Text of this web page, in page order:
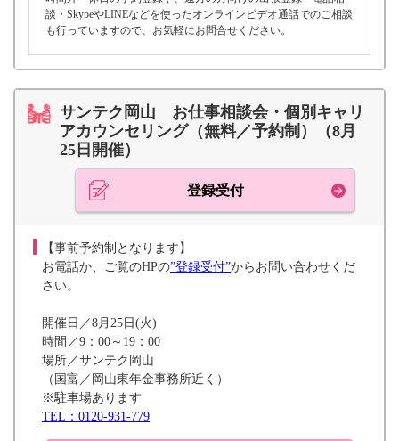
談・SkypeやLINEなどを使ったオンラインビデオ通話でのご相談
も行っていますので、お気軽にお問合せください。
サンテク岡山 お仕事相談会・個別キャリ
アカウンセリング（無料／予約制）（8月
25日開催）
登録受付
【事前予約制となります】
お電話か、ご覧のHPの”登録受付”からお問い合わせくだ
さい。
開催日／8月25日(火)
時間／9：00～19：00
場所／サンテク岡山
（国富／岡山東年金事務所近く）
※駐車場あります
TEL：0120-931-779